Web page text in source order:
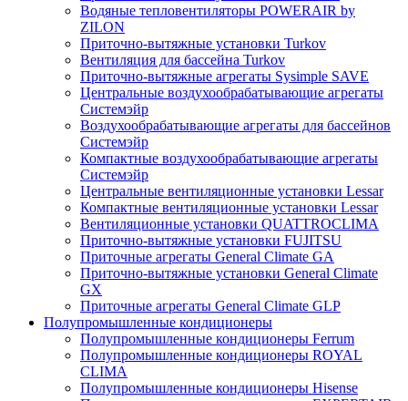
Водяные тепловентиляторы POWERAIR by
ZILON
Приточно-вытяжные установки Turkov
Вентиляция для бассейна Turkov
Приточно-вытяжные агрегаты Sysimple SAVE
Центральные воздухообрабатывающие агрегаты
Системэйр
Воздухообрабатывающие агрегаты для бассейнов
Системэйр
Компактные воздухообрабатывающие агрегаты
Системэйр
Центральные вентиляционные установки Lessar
Компактные вентиляционные установки Lessar
Вентиляционные установки QUATTROCLIMA
Приточно-вытяжные установки FUJITSU
Приточные агрегаты General Climate GA
Приточно-вытяжные установки General Climate
GX
Приточные агрегаты General Climate GLP
Полупромышленные кондиционеры
Полупромышленные кондиционеры Ferrum
Полупромышленные кондиционеры ROYAL
CLIMA
Полупромышленные кондиционеры Hisense